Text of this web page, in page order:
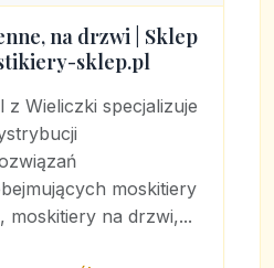
na drzwi | Sklep
sklep.pl
z Wieliczki specjalizuje
moskitiery
moskitiery na drzwi,...